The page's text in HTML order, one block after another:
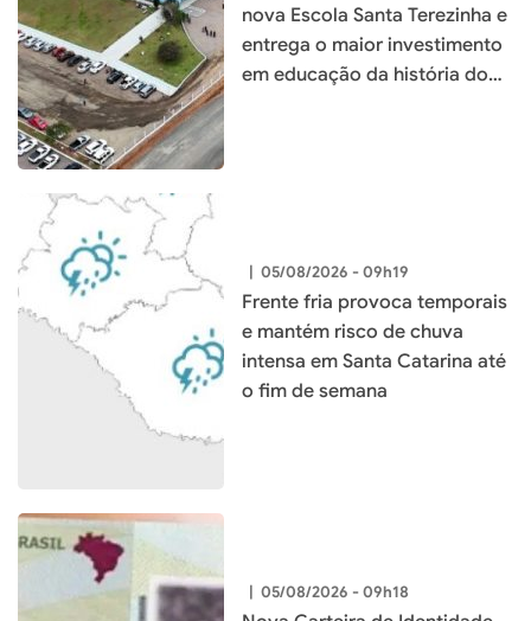
nova Escola Santa Terezinha e
entrega o maior investimento
em educação da história do
| 05/08/2026 - 09h19
Frente fria provoca temporais
e mantém risco de chuva
intensa em Santa Catarina até
o fim de semana
| 05/08/2026 - 09h18